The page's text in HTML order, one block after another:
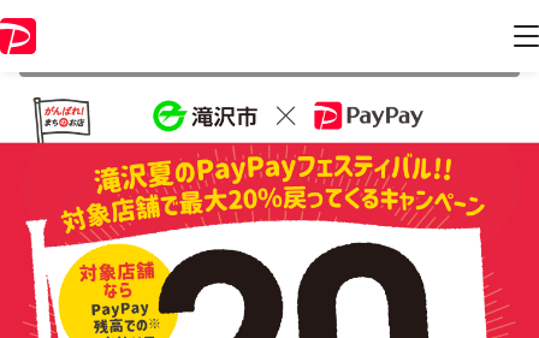
情報はキャンペーン終了時点のものになります。